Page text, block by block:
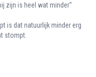
zijn is heel wat minder''
is dat natuurlijk minder erg
stompt.